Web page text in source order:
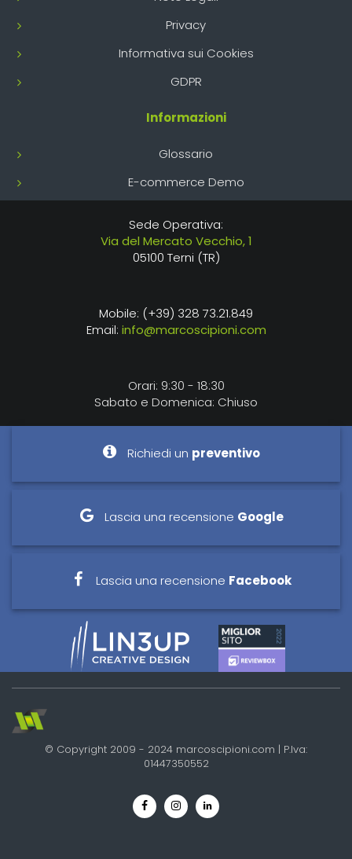
Privacy
Informativa sui Cookies
GDPR
Informazioni
Glossario
E-commerce Demo
Sede Operativa:
Via del Mercato Vecchio, 1
05100 Terni (TR)
Mobile: (+39) 328 73.21.849
Email: info@marcoscipioni.com
Orari: 9:30 - 18:30
Sabato e Domenica: Chiuso
Richiedi un preventivo
Lascia una recensione Google
Lascia una recensione Facebook
© Copyright 2009 - 2024 marcoscipioni.com | P.Iva:
01447350552